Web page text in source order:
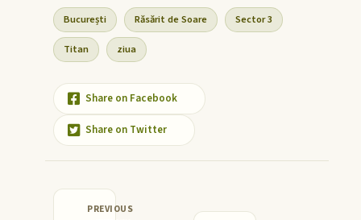
București Răsărit de Soare Sector 3
Titan ziua
Share on Facebook
Share on Twitter
PREVIOUS